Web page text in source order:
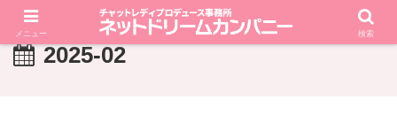
2025-02
メニュー 検索